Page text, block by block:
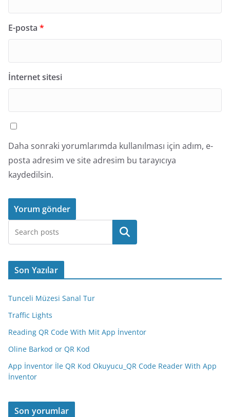
E-posta *
İnternet sitesi
Daha sonraki yorumlarımda kullanılması için adım, e-
posta adresim ve site adresim bu tarayıcıya
kaydedilsin.
Ara
Son Yazılar
Tunceli Müzesi Sanal Tur
Traffic Lights
Reading QR Code With Mit App İnventor
Oline Barkod or QR Kod
App İnventor İle QR Kod Okuyucu_QR Code Reader With App
İnventor
Son yorumlar